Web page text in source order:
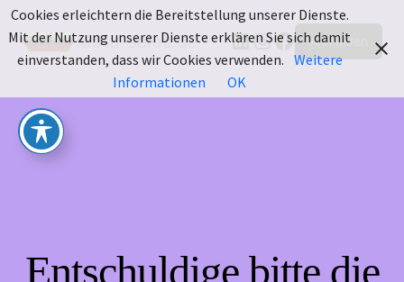
Motu-sales.de LinkedIn
Instagram
Facebook
Anmelden
Entschuldige bitte die
Cookies erleichtern die Bereitstellung unserer Dienste.
Mit der Nutzung unserer Dienste erklären Sie sich damit
einverstanden, dass wir Cookies verwenden. Weitere
Informationen
OK